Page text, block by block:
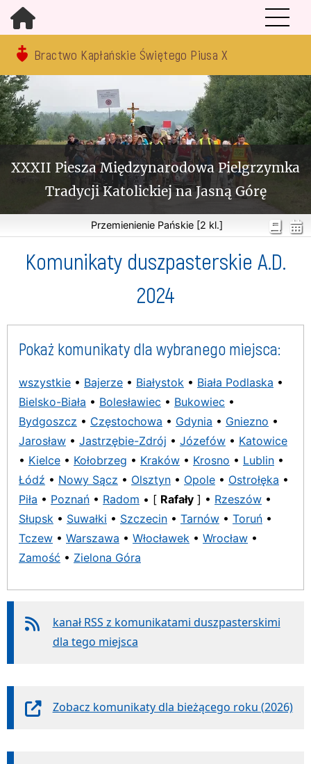
Bractwo Kapłańskie Świętego Piusa X
XXXII Piesza Międzynarodowa Pielgrzymka
Tradycji Katolickiej na Jasną Górę
Przemienienie Pańskie [2 kl.]
Komunikaty duszpasterskie A.D.
2024
Pokaż komunikaty dla wybranego miejsca:
wszystkie • Bajerze • Białystok • Biała Podlaska •
Bielsko-Biała • Bolesławiec • Bukowiec •
Bydgoszcz • Częstochowa • Gdynia • Gniezno •
Jarosław • Jastrzębie-Zdrój • Józefów • Katowice
• Kielce • Kołobrzeg • Kraków • Krosno • Lublin •
Łódź • Nowy Sącz • Olsztyn • Opole • Ostrołęka •
Piła • Poznań • Radom • [ Rafały ] • Rzeszów •
Słupsk • Suwałki • Szczecin • Tarnów • Toruń •
Tczew • Warszawa • Włocławek • Wrocław •
Zamość • Zielona Góra
kanał RSS z komunikatami duszpasterskimi
dla tego miejsca
Zobacz komunikaty dla bieżącego roku (2026)